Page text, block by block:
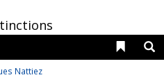
Liens
Nattiez